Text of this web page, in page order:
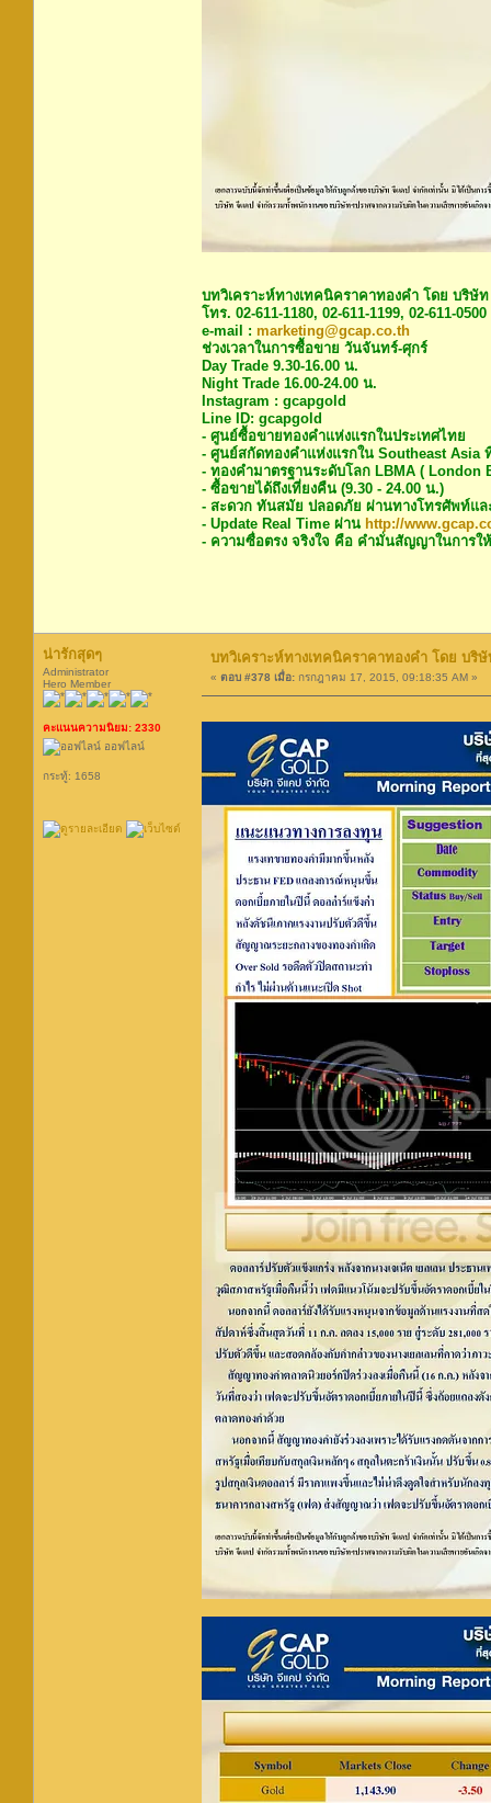
บทวิเคราะห์ทางเทคนิคราคาทองคำ โดย บริษั
โทร. 02-611-1180, 02-611-1199, 02-611-
e-mail : marketing@gcap.co.th
ช่วงเวลาในการซื้อขาย วันจันทร์-ศุกร์
Day Trade 9.30-16.00 น.
Night Trade 16.00-24.00 น.
Instagram : gcapgold
Line ID: gcapgold
- ศูนย์ซื้อขายทองคำแห่งแรกในประเทศไทย
- ศูนย์สกัดทองคำแห่งแรกใน Southeast Asia
- ทองคำมาตรฐานระดับโลก LBMA ( London
- ซื้อขายได้ถึงเที่ยงคืน (9.30 - 24.00 น.)
- สะดวก ทันสมัย ปลอดภัย ผ่านทางโทรศัพท์แล
- Update Real Time ผ่าน http://
- ความซื่อตรง จริงใจ คือ คำมั่นสัญญาในการใ
น่ารักสุดๆ
Administrator
Hero Member
คะแนนความนิยม: 2330
ออฟไลน์
กระทู้: 1658
บทวิเคราะห์ทางเทคนิคราคาทองคำ โดย บริษั
« ตอบ #378 เมื่อ: กรกฎาคม 17, 2015, 09:18:35 AM »